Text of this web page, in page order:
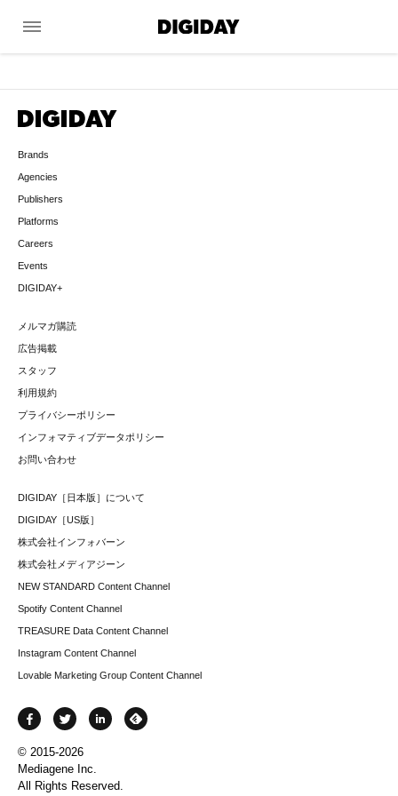
menu
Brands
Agencies
Publishers
Platforms
Careers
Events
DIGIDAY+
メルマガ購読
広告掲載
スタッフ
利用規約
プライバシーポリシー
インフォマティブデータポリシー
お問い合わせ
DIGIDAY［日本版］について
DIGIDAY［US版］
株式会社インフォバーン
株式会社メディアジーン
NEW STANDARD Content Channel
Spotify Content Channel
TREASURE Data Content Channel
Instagram Content Channel
Lovable Marketing Group Content Channel
© 2015-2026
Mediagene Inc.
All Rights Reserved.